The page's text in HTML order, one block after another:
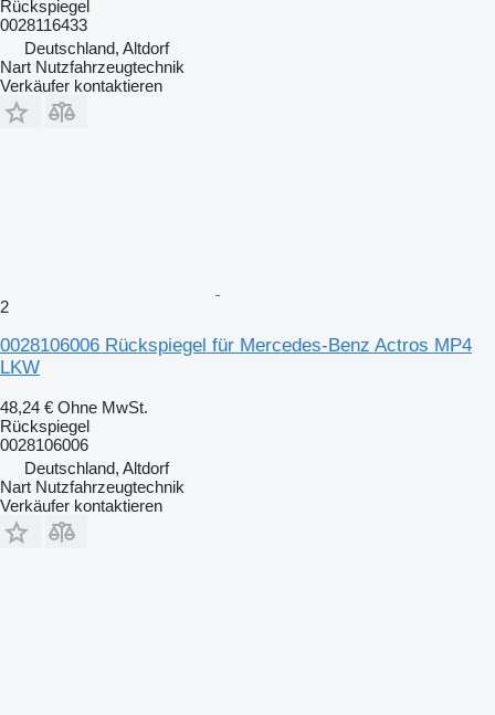
Rückspiegel
0028116433
Deutschland, Altdorf
Nart Nutzfahrzeugtechnik
Verkäufer kontaktieren
2
0028106006 Rückspiegel für Mercedes-Benz Actros MP4
LKW
48,24 € Ohne MwSt.
Rückspiegel
0028106006
Deutschland, Altdorf
Nart Nutzfahrzeugtechnik
Verkäufer kontaktieren